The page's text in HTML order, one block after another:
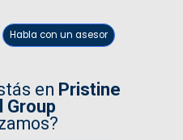
Habla con un asesor
en Pristine
Group